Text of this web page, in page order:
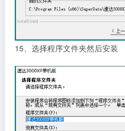
15、选择程序文件夹然后安装